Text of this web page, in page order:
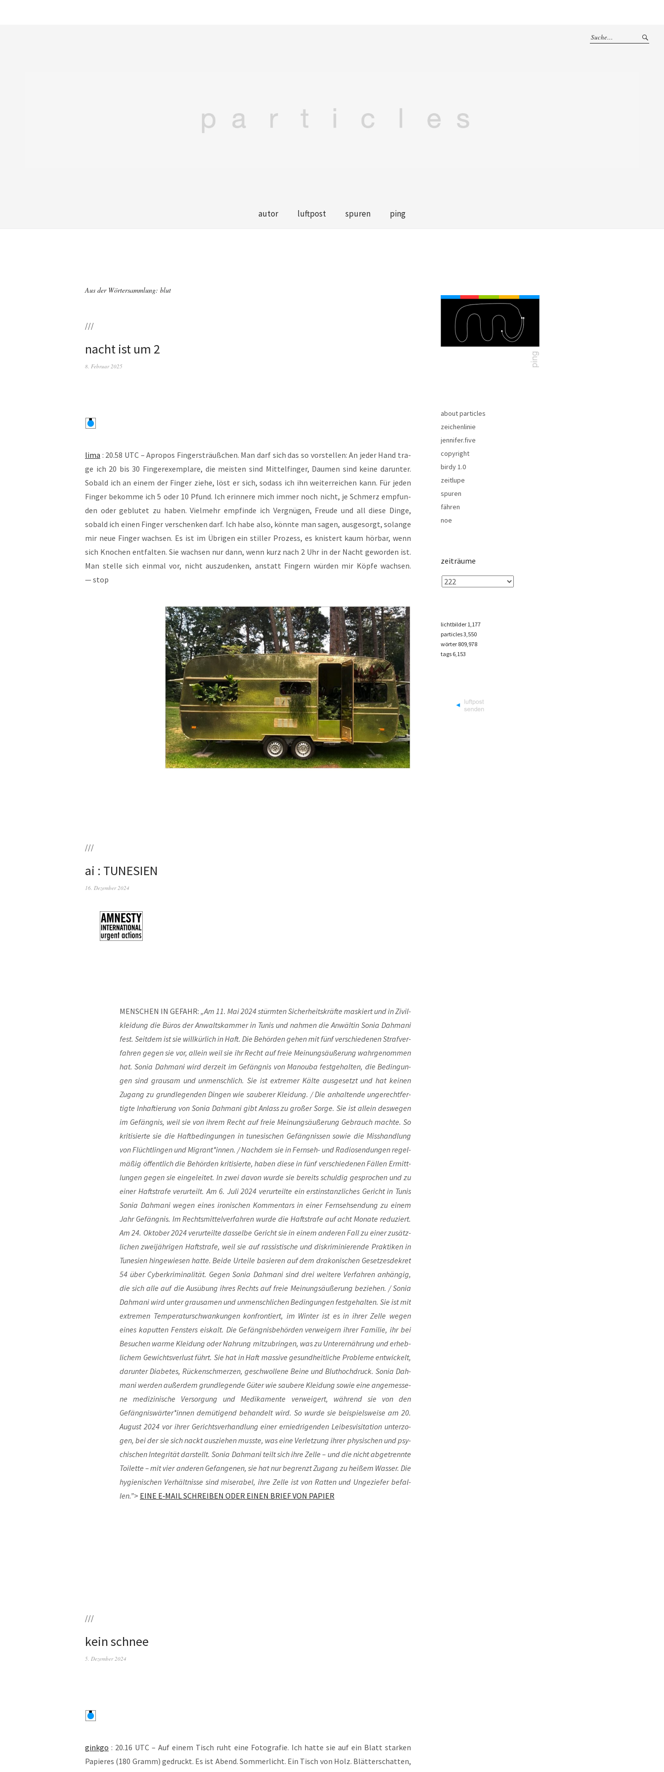
autor luftpost spuren ping
Aus der Wörtersammlung: blut
///
nacht ist um 2
8. Februar 2025
lima : 20.58 UTC – Apro­pos Fin­ger­sträuß­chen. Man darf sich das so vor­stel­len: An jeder Hand tra­
ge ich 20 bis 30 Fin­ger­ex­em­pla­re, die meis­ten sind Mit­tel­fin­ger, Dau­men sind kei­ne dar­un­ter.
Sobald ich an einem der Fin­ger zie­he, löst er sich, sodass ich ihn wei­ter­rei­chen kann. Für jeden
Fin­ger bekom­me ich 5 oder 10 Pfund. Ich erin­ne­re mich immer noch nicht, je Schmerz emp­fun­
den oder geblu­tet zu haben. Viel­mehr emp­fin­de ich Ver­gnü­gen, Freu­de und all die­se Din­ge,
sobald ich einen Fin­ger ver­schen­ken darf. Ich habe also, könn­te man sagen, aus­ge­sorgt, solan­ge
mir neue Fin­ger wach­sen. Es ist im Übri­gen ein stil­ler Pro­zess, es knis­tert kaum hör­bar, wenn
sich Kno­chen ent­fal­ten. Sie wach­sen nur dann, wenn kurz nach 2 Uhr in der Nacht gewor­den ist.
Man stel­le sich ein­mal vor, nicht aus­zu­den­ken, anstatt Fin­gern wür­den mir Köp­fe wach­sen.
— stop
///
ai : TUNESIEN
16. Dezember 2024
MENSCHEN IN GEFAHR: „Am 11. Mai 2024 stürm­ten Sicher­heits­kräf­te mas­kiert und in Zivil­
klei­dung die Büros der Anwalts­kam­mer in Tunis und nah­men die Anwäl­tin Sonia Dah­ma­ni
fest. Seit­dem ist sie will­kür­lich in Haft. Die Behör­den gehen mit fünf ver­schie­de­nen Straf­ver­
fah­ren gegen sie vor, allein weil sie ihr Recht auf freie Mei­nungs­äu­ße­rung wahr­ge­nom­men
hat. Sonia Dah­ma­ni wird der­zeit im Gefäng­nis von Manou­ba fest­ge­hal­ten, die Bedin­gun­
gen sind grau­sam und unmensch­lich. Sie ist extre­mer Käl­te aus­ge­setzt und hat kei­nen
Zugang zu grund­le­gen­den Din­gen wie sau­be­rer Klei­dung. / Die anhal­ten­de unge­recht­fer­
tig­te Inhaf­tie­rung von Sonia Dah­ma­ni gibt Anlass zu gro­ßer Sor­ge. Sie ist allein des­we­gen
im Gefäng­nis, weil sie von ihrem Recht auf freie Mei­nungs­äu­ße­rung Gebrauch mach­te. So
kri­ti­sier­te sie die Haft­be­din­gun­gen in tune­si­schen Gefäng­nis­sen sowie die Miss­hand­lung
von Flücht­lin­gen und Migrant*innen. / Nach­dem sie in Fern­seh- und Radio­sen­dun­gen regel­
mä­ßig öffent­lich die Behör­den kri­ti­sier­te, haben die­se in fünf ver­schie­de­nen Fäl­len Ermitt­
lun­gen gegen sie ein­ge­lei­tet. In zwei davon wur­de sie bereits schul­dig gespro­chen und zu
einer Haft­stra­fe ver­ur­teilt. Am 6. Juli 2024 ver­ur­teil­te ein erst­in­stanz­li­ches Gericht in Tunis
Sonia Dah­ma­ni wegen eines iro­ni­schen Kom­men­tars in einer Fern­seh­sen­dung zu einem
Jahr Gefäng­nis. Im Rechts­mit­tel­ver­fah­ren wur­de die Haft­stra­fe auf acht Mona­te redu­ziert.
Am 24. Okto­ber 2024 ver­ur­teil­te das­sel­be Gericht sie in einem ande­ren Fall zu einer zusätz­
li­chen zwei­jäh­ri­gen Haft­stra­fe, weil sie auf ras­sis­ti­sche und dis­kri­mi­nie­ren­de Prak­ti­ken in
Tune­si­en hin­ge­wie­sen hat­te. Bei­de Urtei­le basie­ren auf dem dra­ko­ni­schen Geset­zes­de­kret
54 über Cyber­kri­mi­na­li­tät. Gegen Sonia Dah­ma­ni sind drei wei­te­re Ver­fah­ren anhän­gig,
die sich alle auf die Aus­übung ihres Rechts auf freie Mei­nungs­äu­ße­rung bezie­hen. / Sonia
Dah­ma­ni wird unter grau­sa­men und unmensch­li­chen Bedin­gun­gen fest­ge­hal­ten. Sie ist mit
extre­men Tem­pe­ra­tur­schwan­kun­gen kon­fron­tiert, im Win­ter ist es in ihrer Zel­le wegen
eines kaput­ten Fens­ters eis­kalt. Die Gefäng­nis­be­hör­den ver­wei­gern ihrer Fami­lie, ihr bei
Besu­chen war­me Klei­dung oder Nah­rung mit­zu­brin­gen, was zu Unter­ernäh­rung und erheb­
li­chem Gewichts­ver­lust führt. Sie hat in Haft mas­si­ve gesund­heit­li­che Pro­ble­me ent­wi­ckelt,
dar­un­ter Dia­be­tes, Rücken­schmer­zen, geschwol­le­ne Bei­ne und Blut­hoch­druck. Sonia Dah­
ma­ni wer­den außer­dem grund­le­gen­de Güter wie sau­be­re Klei­dung sowie eine ange­mes­se­
ne medi­zi­ni­sche Ver­sor­gung und Medi­ka­men­te ver­wei­gert, wäh­rend sie von den
Gefängniswärter*innen demü­ti­gend behan­delt wird. So wur­de sie bei­spiels­wei­se am 20.
August 2024 vor ihrer Gerichts­ver­hand­lung einer ernied­ri­gen­den Lei­bes­vi­si­ta­ti­on unter­zo­
gen, bei der sie sich nackt aus­zie­hen muss­te, was eine Ver­let­zung ihrer phy­si­schen und psy­
chi­schen Inte­gri­tät dar­stellt. Sonia Dah­ma­ni teilt sich ihre Zel­le – und die nicht abge­trenn­te
Toi­let­te – mit vier ande­ren Gefan­ge­nen, sie hat nur begrenzt Zugang zu hei­ßem Was­ser. Die
hygie­ni­schen Ver­hält­nis­se sind mise­ra­bel, ihre Zel­le ist von Rat­ten und Unge­zie­fer befal­
len.”> EINE E‑MAIL SCHREIBEN ODER EINEN BRIEF VON PAPIER
///
kein schnee
5. Dezember 2024
gink­go : 20.16 UTC – Auf einem Tisch ruht eine Foto­gra­fie. Ich hat­te sie auf ein Blatt star­ken
Papie­res (180 Gramm) gedruckt. Es ist Abend. Som­mer­licht. Ein Tisch von Holz. Blät­ter­schat­ten,
about particles
zeichenlinie
jennifer.five
copyright
birdy 1.0
zeitlupe
spuren
fähren
noe
zeiträume
lichtbilder 1,177
particles3,550
wörter 809,978
tags 6,153